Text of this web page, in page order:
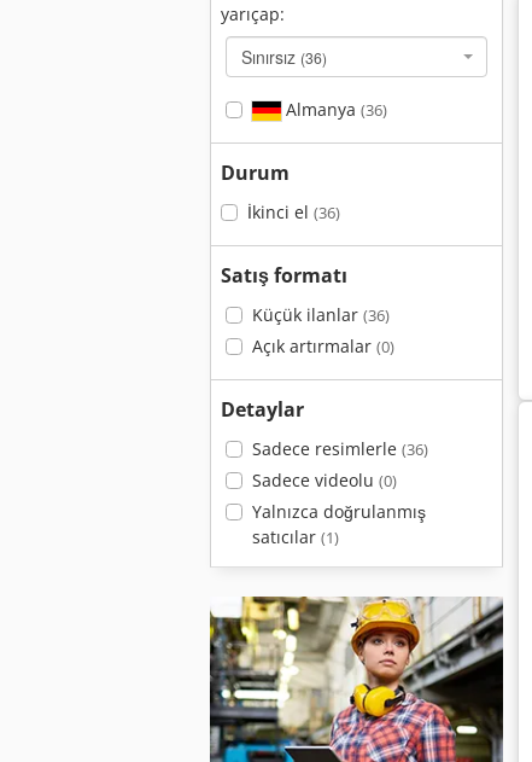
yarıçap:
Sınırsız (36)
Almanya (36)
Durum
İkinci el (36)
Satış formatı
Küçük ilanlar (36)
Açık artırmalar (0)
Detaylar
Sadece resimlerle (36)
Sadece videolu (0)
Yalnızca doğrulanmış
satıcılar (1)